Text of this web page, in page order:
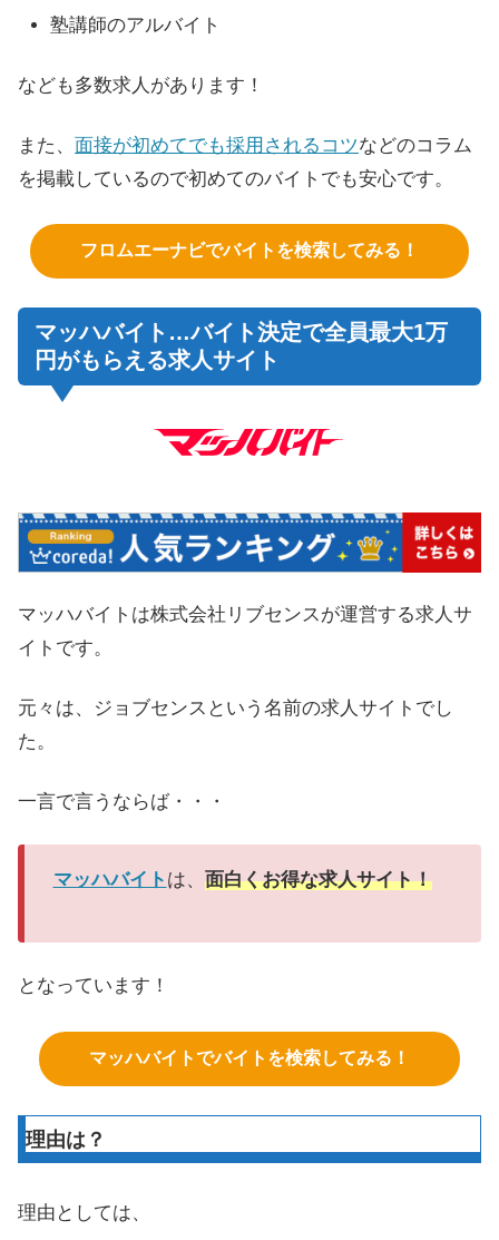
塾講師のアルバイト
なども多数求人があります！
また、 面接が初めてでも採用されるコツなどのコラム
を掲載しているので初めてのバイトでも安心です。
フロムエーナビでバイトを検索してみる！
マッハバイト…バイト決定で全員最大1万
円がもらえる求人サイト
マッハバイトは株式会社リブセンスが運営する求人サ
イトです。
元々は、ジョブセンスという名前の求人サイトでし
た。
一言で言うならば・・・
マッハバイト は、 面白くお得な求人サイト！
となっています！
マッハバイトでバイトを検索してみる！
理由は？
理由としては、